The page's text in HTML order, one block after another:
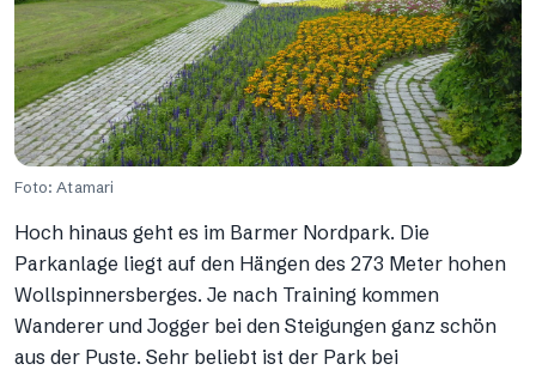
Foto: Atamari
Hoch hinaus geht es im Barmer Nordpark. Die
Parkanlage liegt auf den Hängen des 273 Meter hohen
Wollspinnersberges. Je nach Training kommen
Wanderer und Jogger bei den Steigungen ganz schön
aus der Puste. Sehr beliebt ist der Park bei